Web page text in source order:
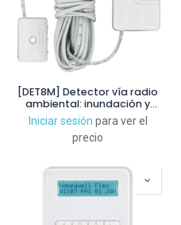
[DET8M] Detector vía radio
ambiental: inundación y
temperatura. Requiere pila
LI03V (incluida)
Iniciar sesión para ver el
precio